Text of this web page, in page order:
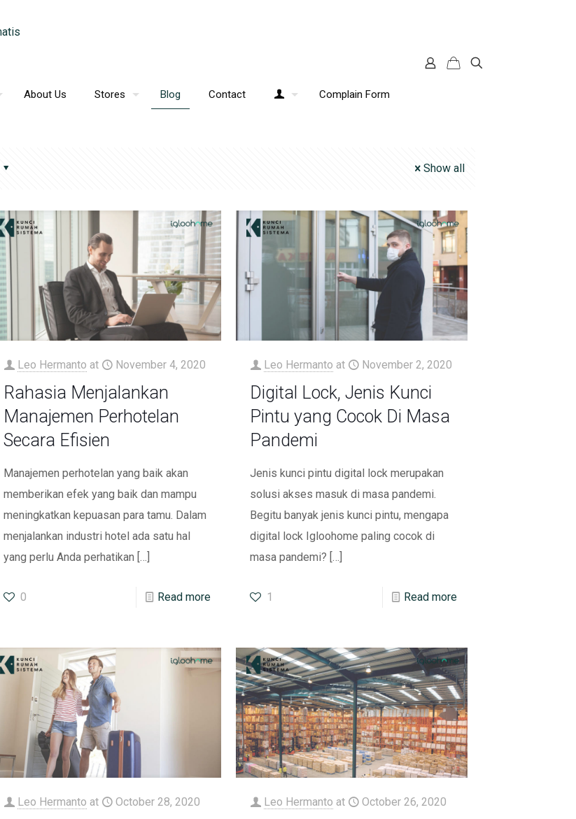
About Us Stores Blog Contact Complain Form
Show all
Leo Hermanto at November 4, 2020
Rahasia Menjalankan
Manajemen Perhotelan
Secara Efisien
Manajemen perhotelan yang baik akan
memberikan efek yang baik dan mampu
meningkatkan kepuasan para tamu. Dalam
menjalankan industri hotel ada satu hal
yang perlu Anda perhatikan […]
0 Read more
Leo Hermanto at November 2, 2020
Digital Lock, Jenis Kunci
Pintu yang Cocok Di Masa
Pandemi
Jenis kunci pintu digital lock merupakan
solusi akses masuk di masa pandemi.
Begitu banyak jenis kunci pintu, mengapa
digital lock Igloohome paling cocok di
masa pandemi? […]
1 Read more
Leo Hermanto at October 28, 2020 Leo Hermanto at October 26, 2020